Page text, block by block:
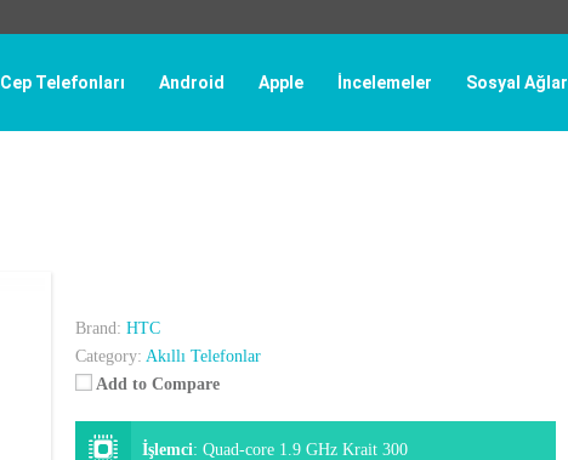
Cep Telefonları Android Apple İncelemeler Sosyal Ağlar
Brand: HTC
Category: Akıllı Telefonlar
Add to Compare
İşlemci: Quad-core 1.9 GHz Krait 300